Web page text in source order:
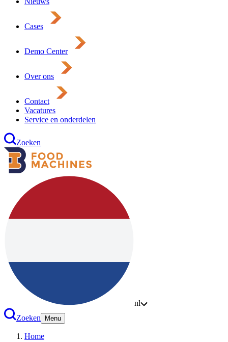
Cases
Demo Center
Over ons
Contact
Vacatures
Service en onderdelen
Zoeken
nl
Zoeken
Menu
Home